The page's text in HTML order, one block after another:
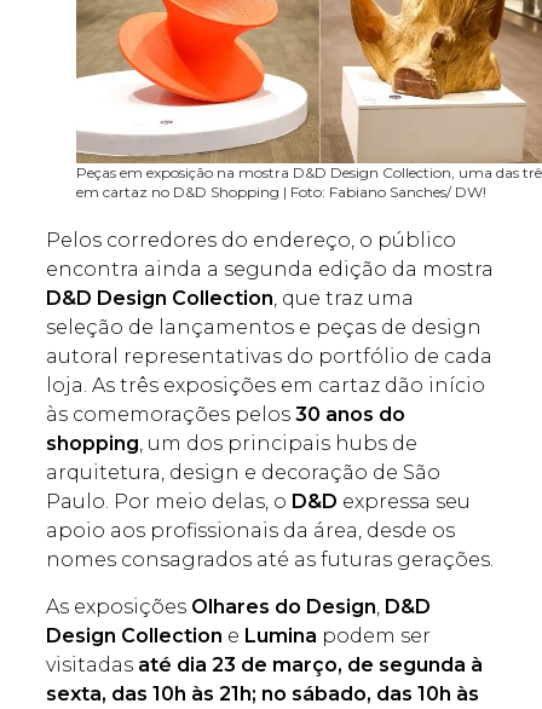
Peças em exposição na mostra D&D Design Collection, uma das
em cartaz no D&D Shopping | Foto: Fabiano Sanches/ DW!
Pelos corredores do endereço, o público
encontra ainda a segunda edição da mostra
D&D Design Collection, que traz uma
seleção de lançamentos e peças de design
autoral representativas do portfólio de cada
loja. As três exposições em cartaz dão início
às comemorações pelos30 anos do
shopping, um dos principais hubs de
arquitetura, design e decoração de São
Paulo. Por meio delas, o D&D expressa seu
apoio aos profissionais da área, desde os
nomes consagrados até as futuras gerações.
As exposições Olhares do Design D&D
Design Collection e Lumina podem ser
visitadas até dia 23 de março, de segunda à
sexta, das 10h às 21h; no sábado, das 10h às